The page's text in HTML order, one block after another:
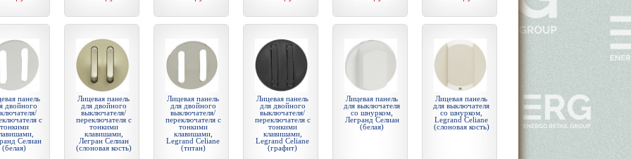
панель
двойного
с
тонкими
Селиан
(белая)
Лицевая панель
для двойного
выключателя/
переключателя с
тонкими
клавишами,
Легран Селиан
(слоновая кость)
Лицевая панель
для двойного
выключателя/
переключателя с
тонкими
клавишами,
Legrand Celiane
(титан)
Лицевая панель
для двойного
выключателя/
переключателя с
тонкими
клавишами,
Legrand Celiane
(графит)
Лицевая панель
для выключателя
со шнурком,
Легранд Селиан
(белая)
Лицевая панель
для выключателя
со шнурком,
Legrand Celiane
(слоновая кость)